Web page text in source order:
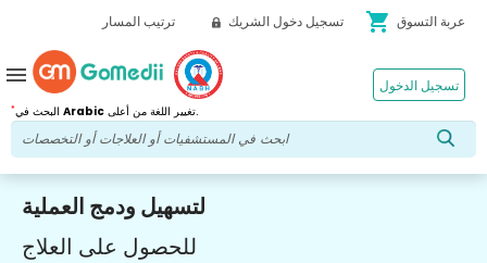
ترتيب المسار تسجيل دخول الشريك shopping_cart عربة التسوق
* Arabic تغيير اللغة من أعلى.
تسجيل الدخول menu
لتسهيل ودمج العملية
للحصول على العلاج